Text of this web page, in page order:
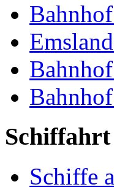
Schiffahrt
Schiffe